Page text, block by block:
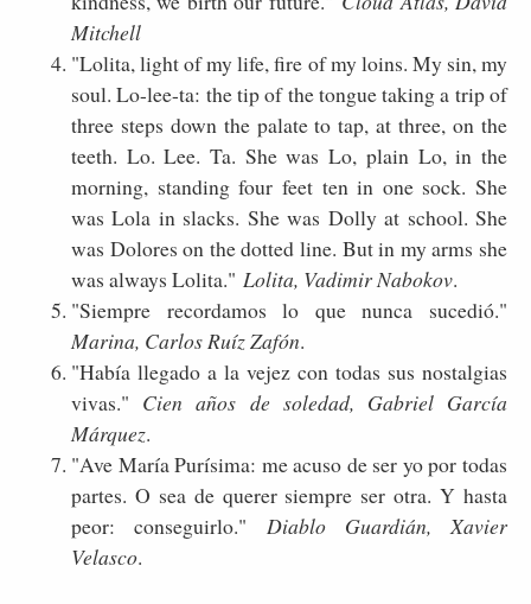
Mitchell
"Lolita, light of my life, fire of my loins. My sin, my
soul. Lo-lee-ta: the tip of the tongue taking a trip of
three steps down the palate to tap, at three, on the
teeth. Lo. Lee. Ta. She was Lo, plain Lo, in the
morning, standing four feet ten in one sock. She
was Lola in slacks. She was Dolly at school. She
was Dolores on the dotted line. But in my arms she
was always Lolita." Lolita, Vadimir Nabokov.
"Siempre recordamos lo que nunca sucedió."
Marina, Carlos Ruíz Zafón.
"Había llegado a la vejez con todas sus nostalgias
vivas." Cien años de soledad, Gabriel García
Márquez.
"Ave María Purísima: me acuso de ser yo por todas
partes. O sea de querer siempre ser otra. Y hasta
peor: conseguirlo." Diablo Guardián, Xavier
Velasco.